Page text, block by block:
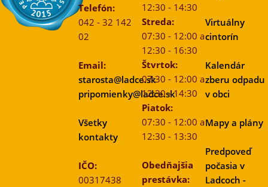
Telefón:
042 - 32 142
02
Email:
starosta@ladce.sk
pripomienky@ladce.sk
Všetky
kontakty
IČO:
00317438
12:30 - 14:30
Streda:
07:30 - 12:00 a
12:30 - 16:30
Štvrtok:
07:30 - 12:00 a
12:30 - 14:30
Piatok:
07:30 - 12:00 a
12:30 - 13:30
Obedňajšia
prestávka:
Virtuálny
cintorín
Kalendár
zberu odpadu
v obci
Mapy a plány
Predpoveď
počasia v
Ladcoch -